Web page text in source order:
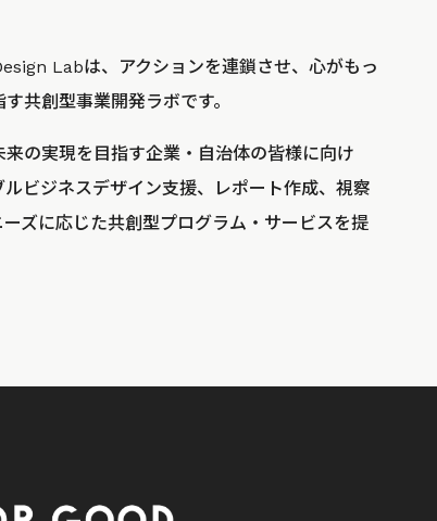
Labは、アクションを連鎖させ、心がもっ
共創型事業開発ラボです。
の実現を目指す企業・自治体の皆様に向け
ビジネスデザイン支援、レポート作成、視察
ズに応じた共創型プログラム・サービスを提